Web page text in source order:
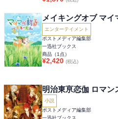
メイキングオブ マ
エンターテイメント
ポストメディア編集部
一迅社ブックス
商品（1 点）
¥2,420 (税込)
明治東亰恋伽 ロマン
小説
ポストメディア編集部
一迅社ブックス